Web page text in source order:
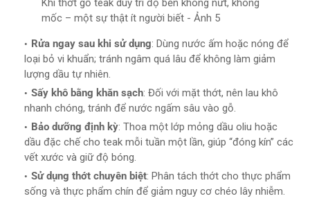
Khi thớt gỗ teak duy trì độ bền không nứt, không
mốc – một sự thật ít người biết - Ảnh 5
Rửa ngay sau khi sử dụng: Dùng nước ấm hoặc nóng để
loại bỏ vi khuẩn; tránh ngâm quá lâu để không làm giảm
lượng dầu tự nhiên.
Sấy khô bằng khăn sạch: Đối với mặt thớt, nên lau khô
nhanh chóng, tránh để nước ngấm sâu vào gỗ.
Bảo dưỡng định kỳ: Thoa một lớp mỏng dầu oliu hoặc
dầu đặc chế cho teak mỗi tuần một lần, giúp “đóng kín” các
vết xước và giữ độ bóng.
Sử dụng thớt chuyên biệt: Phân tách thớt cho thực phẩm
sống và thực phẩm chín để giảm nguy cơ chéo lây nhiễm.